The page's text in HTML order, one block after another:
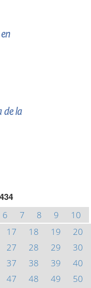
de la
434
6 7 8 9
10
17 18 19
20
27 28 29
30
37 38 39
40
47 48 49
50